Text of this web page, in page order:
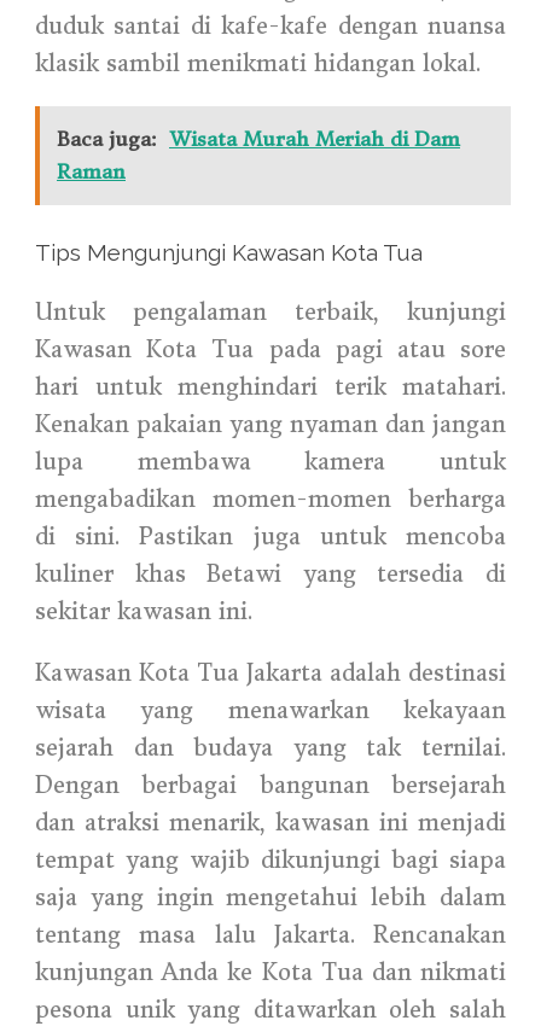
duduk santai di kafe-kafe dengan nuansa
klasik sambil menikmati hidangan lokal.
Baca juga: Wisata Murah Meriah di Dam
Raman
Tips Mengunjungi Kawasan Kota Tua
Untuk pengalaman terbaik, kunjungi
Kawasan Kota Tua pada pagi atau sore
hari untuk menghindari terik matahari.
Kenakan pakaian yang nyaman dan jangan
lupa membawa kamera untuk
mengabadikan momen-momen berharga
di sini. Pastikan juga untuk mencoba
kuliner khas Betawi yang tersedia di
sekitar kawasan ini.
Kawasan Kota Tua Jakarta adalah destinasi
wisata yang menawarkan kekayaan
sejarah dan budaya yang tak ternilai.
Dengan berbagai bangunan bersejarah
dan atraksi menarik, kawasan ini menjadi
tempat yang wajib dikunjungi bagi siapa
saja yang ingin mengetahui lebih dalam
tentang masa lalu Jakarta. Rencanakan
kunjungan Anda ke Kota Tua dan nikmati
pesona unik yang ditawarkan oleh salah